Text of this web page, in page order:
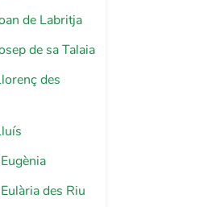
de Labritja
de sa Talaia
des
des Riu